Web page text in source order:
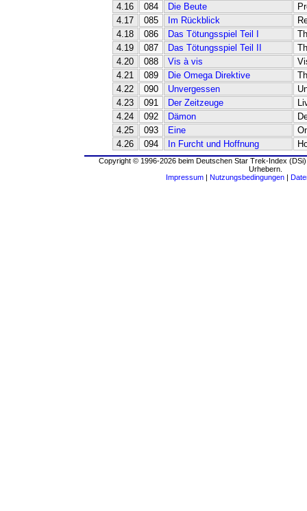
4.16
084 Die Beute
4.17
085 Im Rückblick
4.18
086 Das Tötungsspiel Teil I
4.19
087 Das Tötungsspiel Teil II
4.20
088 Vis à vis
4.21
089 Die Omega Direktive
4.22
090 Unvergessen
4.23
091 Der Zeitzeuge
4.24
092 Dämon
4.25
093 Eine
4.26
094 In Furcht und Hoffnung
Copyright © 1996-2026 beim Deutschen Star Trek-Index
Urhebern.
Impressum | Nutzungsbedingungen |